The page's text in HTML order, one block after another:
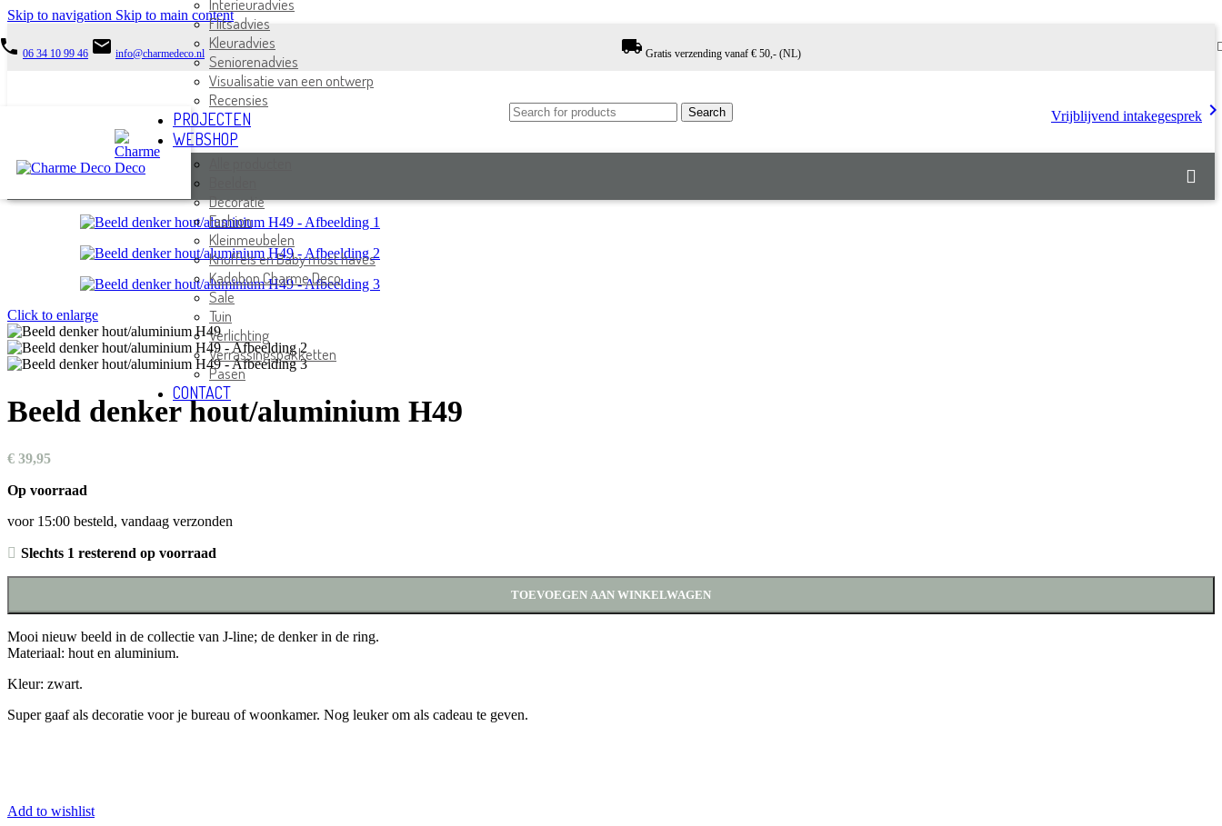
Skip to navigation Skip to main content
06 34 10 99 46 email info@charmedeco.nl local_shipping Gratis verzending vanaf € 50,- (NL)
Search Vrijblijvend intakegesprek
Interieuradvies
Flitsadvies
Kleuradvies
Seniorenadvies
Visualisatie van een ontwerp
Recensies
PROJECTEN
WEBSHOP
Decoratie
Fashion
Kleinmeubelen
Knuffels en Baby must haves
Kadobon Charme Deco
Sale
Tuin
Verlichting
Verrassingspakketten
Pasen
CONTACT
Click to enlarge
Beeld denker hout/aluminium H49
€ 39,95
Op voorraad
voor 15:00 besteld, vandaag verzonden
Slechts 1 resterend op voorraad
TOEVOEGEN AAN WINKELWAGEN
Mooi nieuw beeld in de collectie van J-line; de denker in de ring.
Materiaal: hout en aluminium.
Kleur: zwart.
Super gaaf als decoratie voor je bureau of woonkamer. Nog leuker om als cadeau te geven.
Add to wishlist